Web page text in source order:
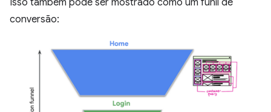
Isso também pode ser mostrado como um funil de
conversão: